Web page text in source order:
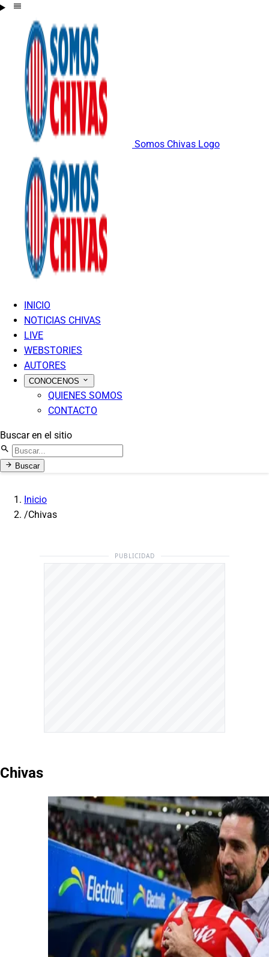
Somos Chivas Logo
INICIO
NOTICIAS CHIVAS
LIVE
WEBSTORIES
AUTORES
CONOCENOS
QUIENES SOMOS
CONTACTO
Buscar en el sitio
Buscar
Inicio
/Chivas
PUBLICIDAD
Chivas